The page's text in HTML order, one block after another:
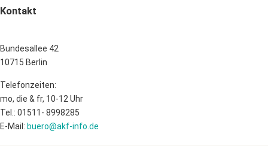
Kontakt
Bundesallee 42
10715 Berlin
Telefonzeiten:
mo, die & fr, 10-12 Uhr
Tel.: 01511- 8998285
E-Mail: buero@akf-info.de